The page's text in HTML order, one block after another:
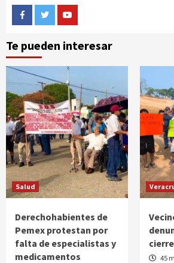
FacebookTwitterYoutube
Te pueden interesar
Salud
Derechohabientes de
Pemex protestan por
falta de especialistas y
medicamentos
45